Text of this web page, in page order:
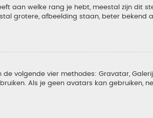
aan welke rang je hebt, meestal zijn dit
grotere, afbeelding staan, beter bekend
volgende vier methodes: Gravatar,
Als je geen avatars kan gebruiken,